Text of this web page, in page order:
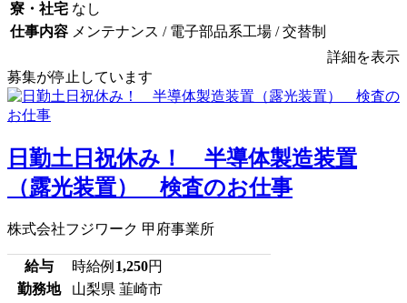
寮・社宅 なし
仕事内容 メンテナンス / 電子部品系工場 / 交替制
詳細を表示
募集が停止しています
日勤土日祝休み！ 半導体製造装置
（露光装置） 検査のお仕事
株式会社フジワーク 甲府事業所
給与 時給例 1,250円
勤務地
山梨県 韮崎市